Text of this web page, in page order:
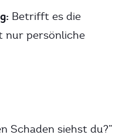
Betrifft es die
nur persönliche
Schaden siehst du?”